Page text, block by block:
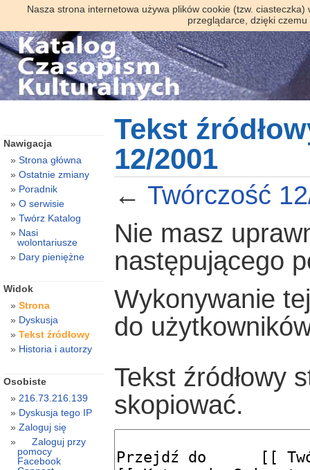
Nasza strona internetowa używa plików cookie (tzw.
przeglądarce, dzięki
Tekst
12/2001
← Twórczość
Nie masz
następującego
Wykonywanie
do
Tekst źródłowy
skopiować.
Nawigacja
Strona główna
Ostatnie zmiany
Poradnik
O serwisie
Twórz Katalog
Nasi
wolontariusze
Dary pieniężne
Widok
Strona
Dyskusja
Tekst źródłowy
Historia i autorzy
Osobiste
216.73.216.139
Dyskusja tego IP
Zaloguj się
Zaloguj przy
pomocy
Facebook